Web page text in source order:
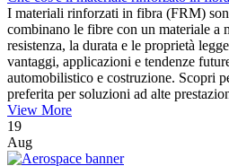
I materiali rinforzati in fibra (FRM)
combinano le fibre con un materiale a
resistenza, la durata e le proprietà
vantaggi, applicazioni e tendenze
automobilistico e costruzione. Scopri
preferita per soluzioni ad alte
View More
19
Aug